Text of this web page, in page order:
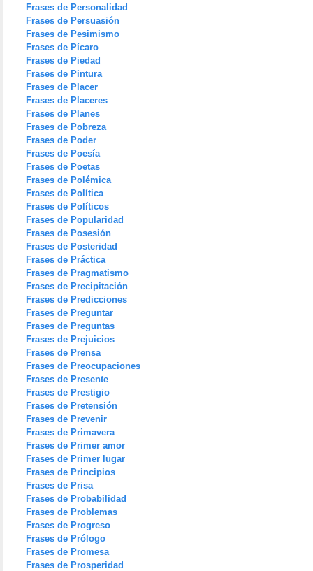
Frases de Personalidad
Frases de Persuasión
Frases de Pesimismo
Frases de Pícaro
Frases de Piedad
Frases de Pintura
Frases de Placer
Frases de Placeres
Frases de Planes
Frases de Pobreza
Frases de Poder
Frases de Poesía
Frases de Poetas
Frases de Polémica
Frases de Política
Frases de Políticos
Frases de Popularidad
Frases de Posesión
Frases de Posteridad
Frases de Práctica
Frases de Pragmatismo
Frases de Precipitación
Frases de Predicciones
Frases de Preguntar
Frases de Preguntas
Frases de Prejuicios
Frases de Prensa
Frases de Preocupaciones
Frases de Presente
Frases de Prestigio
Frases de Pretensión
Frases de Prevenir
Frases de Primavera
Frases de Primer amor
Frases de Primer lugar
Frases de Principios
Frases de Prisa
Frases de Probabilidad
Frases de Problemas
Frases de Progreso
Frases de Prólogo
Frases de Promesa
Frases de Prosperidad